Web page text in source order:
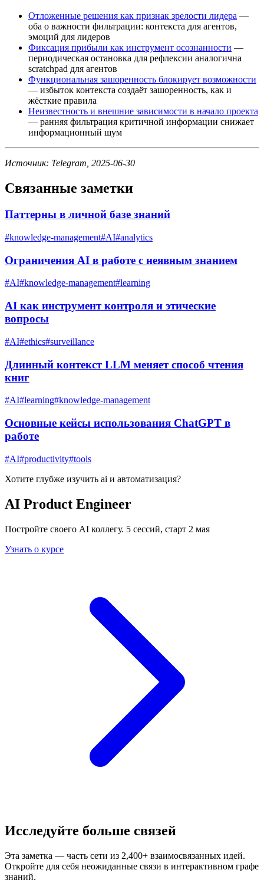
Отложенные решения как признак зрелости лидера —
оба о важности фильтрации: контекста для агентов,
эмоций для лидеров
Фиксация прибыли как инструмент осознанности —
периодическая остановка для рефлексии аналогична
scratchpad для агентов
Функциональная зашоренность блокирует возможности
— избыток контекста создаёт зашоренность, как и
жёсткие правила
Неизвестность и внешние зависимости в начало проекта
— ранняя фильтрация критичной информации снижает
информационный шум
Источник: Telegram, 2025-06-30
Связанные заметки
Паттерны в личной базе знаний
#knowledge-management#AI#analytics
Ограничения AI в работе с неявным знанием
#AI#knowledge-management#learning
AI как инструмент контроля и этические
вопросы
#AI#ethics#surveillance
Длинный контекст LLM меняет способ чтения
книг
#AI#learning#knowledge-management
Основные кейсы использования ChatGPT в
работе
#AI#productivity#tools
Хотите глубже изучить ai и автоматизация?
AI Product Engineer
Постройте своего AI коллегу. 5 сессий, старт 2 мая
Узнать о курсе
Исследуйте больше связей
Эта заметка — часть сети из 2,400+ взаимосвязанных идей.
Откройте для себя неожиданные связи в интерактивном графе
знаний.